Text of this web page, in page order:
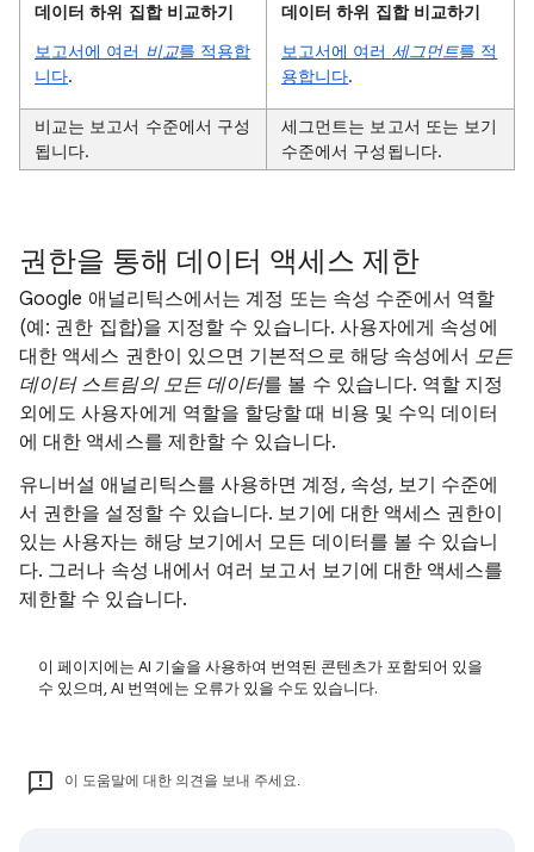
데이터 하위 집합 비교하기
보고서에 여러 비교를 적용합
니다.
데이터 하위 집합 비교하기
보고서에 여러 세그먼트를 적
용합니다.
비교는 보고서 수준에서 구성
됩니다.
세그먼트는 보고서 또는 보기
수준에서 구성됩니다.
권한을 통해 데이터 액세스 제한
Google 애널리틱스에서는 계정 또는 속성 수준에서 역할
(예: 권한 집합)을 지정할 수 있습니다. 사용자에게 속성에
대한 액세스 권한이 있으면 기본적으로 해당 속성에서 모든
데이터 스트림의 모든 데이터를 볼 수 있습니다. 역할 지정
외에도 사용자에게 역할을 할당할 때 비용 및 수익 데이터
에 대한 액세스를 제한할 수 있습니다.
유니버설 애널리틱스를 사용하면 계정, 속성, 보기 수준에
서 권한을 설정할 수 있습니다. 보기에 대한 액세스 권한이
있는 사용자는 해당 보기에서 모든 데이터를 볼 수 있습니
다. 그러나 속성 내에서 여러 보고서 보기에 대한 액세스를
제한할 수 있습니다.
이 페이지에는 AI 기술을 사용하여 번역된 콘텐츠가 포함되어 있을
수 있으며, AI 번역에는 오류가 있을 수도 있습니다.
이 도움말에 대한 의견을 보내 주세요.